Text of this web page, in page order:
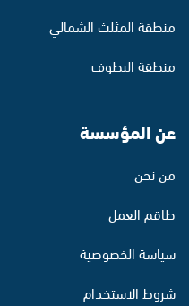
منطقة المثلث الشمالي
منطقة البطوف
عن المؤسسة
من نحن
طاقم العمل
سياسة الخصوصية
شروط الاستخدام